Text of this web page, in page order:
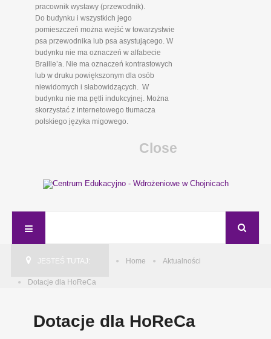
pracownik wystawy (przewodnik).
Do budynku i wszystkich jego
pomieszczeń można wejść w towarzystwie
psa przewodnika lub psa asystującego. W
budynku nie ma oznaczeń w alfabecie
Braille’a. Nie ma oznaczeń kontrastowych
lub w druku powiększonym dla osób
niewidomych i słabowidzących. W
budynku nie ma pętli indukcyjnej. Można
skorzystać z internetowego tłumacza
polskiego języka migowego.
Close
JESTEŚ TUTAJ: Home Aktualności
Dotacje dla HoReCa
Dotacje dla HoReCa